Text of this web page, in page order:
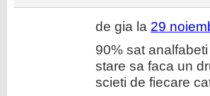
de gia la 29
90% sat
stare sa faca un
scieti de fiecare